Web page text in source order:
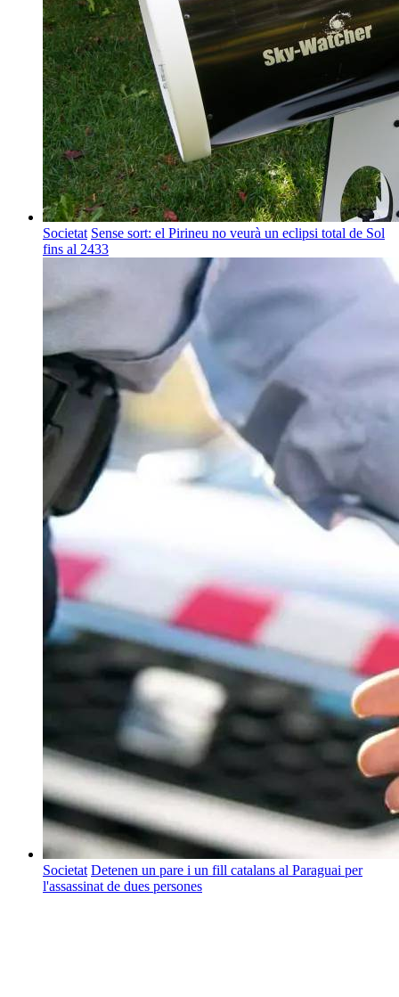
Societat Sense sort: el Pirineu no veurà un eclipsi total de Sol
fins al 2433
Societat Detenen un pare i un fill catalans al Paraguai per
l'assassinat de dues persones